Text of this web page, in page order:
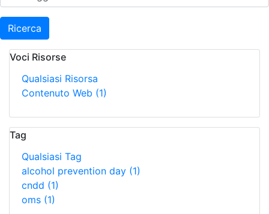
Ricerca
Voci Risorse
Qualsiasi Risorsa
Contenuto Web (1)
Tag
Qualsiasi Tag
alcohol prevention day (1)
cndd (1)
oms (1)